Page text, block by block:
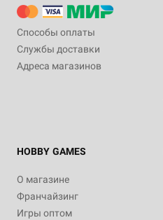
Способы оплаты
Службы доставки
Адреса магазинов
HOBBY GAMES
О магазине
Франчайзинг
Игры оптом